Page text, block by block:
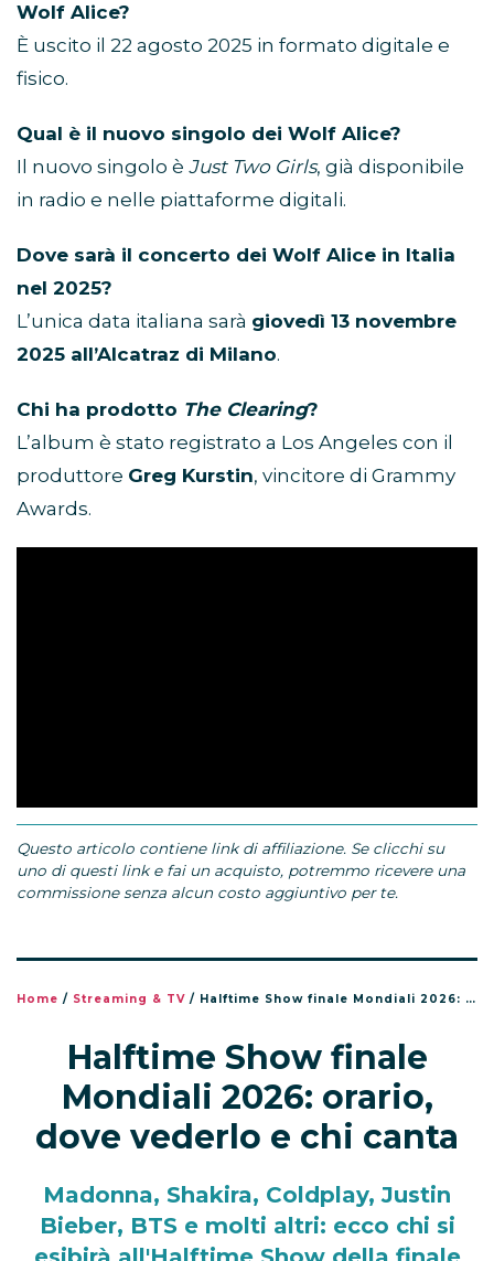
Wolf Alice?
È uscito il 22 agosto 2025 in formato digitale e
fisico.
Qual è il nuovo singolo dei Wolf Alice?
Il nuovo singolo è Just Two Girls, già disponibile
in radio e nelle piattaforme digitali.
Dove sarà il concerto dei Wolf Alice in Italia
nel 2025?
L’unica data italiana sarà giovedì 13 novembre
2025 all’Alcatraz di Milano.
Chi ha prodotto The Clearing?
L’album è stato registrato a Los Angeles con il
produttore Greg Kurstin, vincitore di Grammy
Awards.
Questo articolo contiene link di affiliazione. Se clicchi su
uno di questi link e fai un acquisto, potremmo ricevere una
commissione senza alcun costo aggiuntivo per te.
Home / Streaming & TV / Halftime Show finale Mondiali 2026: orario, dove vederlo e chi canta
Halftime Show finale
Mondiali 2026: orario,
dove vederlo e chi canta
Madonna, Shakira, Coldplay, Justin
Bieber, BTS e molti altri: ecco chi si